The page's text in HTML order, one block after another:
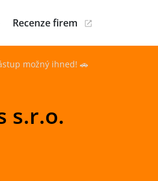
Recenze firem
možný ihned! 🚗
s.r.o.